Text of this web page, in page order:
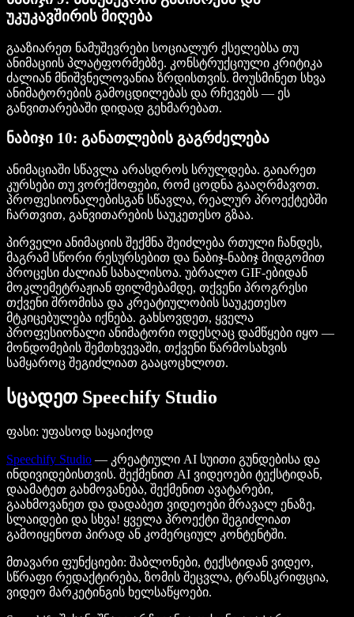
უკუკავშირის მიღება
გააზიარეთ ნამუშევრები სოციალურ ქსელებსა თუ
ანიმაციის პლატფორმებზე. კონსტრუქციული კრიტიკა
ძალიან მნიშვნელოვანია ზრდისთვის. მოუსმინეთ სხვა
ანიმატორების გამოცდილებას და რჩევებს — ეს
განვითარებაში დიდად გეხმარებათ.
ნაბიჯი 10: განათლების გაგრძელება
ანიმაციაში სწავლა არასდროს სრულდება. გაიარეთ
კურსები თუ ვორქშოფები, რომ ცოდნა გააღრმავოთ.
პროფესიონალებისგან სწავლა, რეალურ პროექტებში
ჩართვით, განვითარების საუკეთესო გზაა.
პირველი ანიმაციის შექმნა შეიძლება რთული ჩანდეს,
მაგრამ სწორი რესურსებით და ნაბიჯ-ნაბიჯ მიდგომით
პროცესი ძალიან სახალისოა. უბრალო GIF-ებიდან
მოკლემეტრაჟიან ფილმებამდე, თქვენი პროგრესი
თქვენი შრომისა და კრეატიულობის საუკეთესო
მტკიცებულება იქნება. გახსოვდეთ, ყველა
პროფესიონალი ანიმატორი ოდესღაც დამწყები იყო —
მონდომების შემთხვევაში, თქვენი წარმოსახვის
სამყაროც შეგიძლიათ გააცოცხლოთ.
სცადეთ Speechify Studio
ფასი: უფასოდ საყაიქოდ
Speechify Studio — კრეატიული AI სუითი გუნდებისა და
ინდივიდებისთვის. შექმენით AI ვიდეოები ტექსტიდან,
დაამატეთ გახმოვანება, შექმენით ავატარები,
გაახმოვანეთ და დადაბეთ ვიდეოები მრავალ ენაზე,
სლაიდები და სხვა! ყველა პროექტი შეგიძლიათ
გამოიყენოთ პირად ან კომერციულ კონტენტში.
მთავარი ფუნქციები: შაბლონები, ტექსტიდან ვიდეო,
სწრაფი რედაქტირება, ზომის შეცვლა, ტრანსკრიფცია,
ვიდეო მარკეტინგის ხელსაწყოები.